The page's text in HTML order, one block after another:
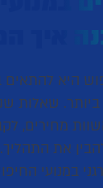
איך
היא להתאים
ביותר. שאלות
מחירים,
את
במנועי